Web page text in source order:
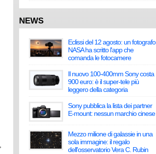
NEWS
Eclissi del 12 agosto: un fotografo
NASA ha scritto l'app che
comanda le fotocamere
Il nuovo 100-400mm Sony costa
900 euro: è il super-tele più
leggero della categoria
Sony pubblica la lista dei partner
E-mount: nessun marchio cinese
Mezzo milione di galassie in una
sola immagine: il regalo
dell'osservatorio Vera C. Rubin